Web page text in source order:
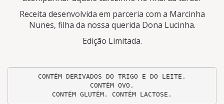
Receita desenvolvida em parceria com a Marcinha
Nunes, filha da nossa querida Dona Lucinha.
Edição Limitada.
CONTÉM DERIVADOS DO TRIGO E DO LEITE.
CONTÉM OVO.
CONTÉM GLUTÉM. CONTÉM LACTOSE.